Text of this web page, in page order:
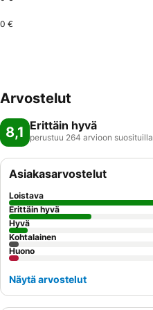
0 €
Arvostelut
8,1 Erittäin hyvä
perustuu 264 arvioon suosituilla
Asiakasarvostelut
Loistava
Erittäin hyvä
Hyvä
Kohtalainen
Huono
Näytä arvostelut